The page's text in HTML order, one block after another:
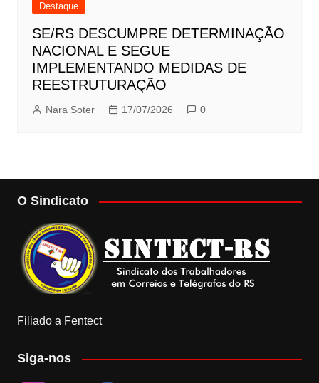
Destaque
SE/RS DESCUMPRE DETERMINAÇÃO
NACIONAL E SEGUE
IMPLEMENTANDO MEDIDAS DE
REESTRUTURAÇÃO
Nara Soter 17/07/2026 0
O Sindicato
Filiado a Fentect
Siga-nos